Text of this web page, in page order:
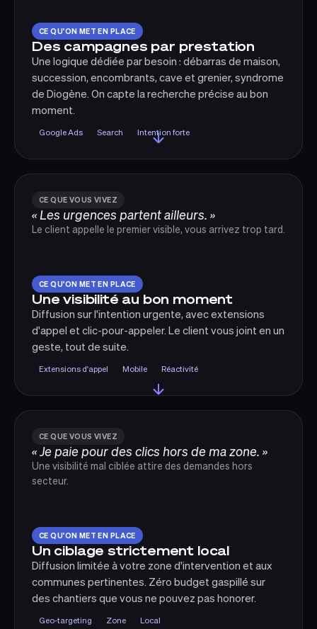
CE QU'ON MET EN PLACE
Des campagnes par prestation
Une logique dédiée par besoin : débarras de maison,
succession, encombrants, cave et grenier, syndrome
de Diogène. On capte la recherche précise au bon
moment.
Google Ads Search Intention forte
CE QUE VOUS VIVEZ
« Les urgences partent ailleurs. »
Le client appelle le premier visible, vous arrivez trop tard.
CE QU'ON MET EN PLACE
Une visibilité au bon moment
Diffusion sur l'intention urgente, avec extensions
d'appel et clic-pour-appeler. Le client vous joint en un
geste, tout de suite.
Extensions d'appel Mobile Réactivité
CE QUE VOUS VIVEZ
« Je paie pour des clics hors de ma zone. »
Une visibilité mal ciblée attire des demandes hors
secteur.
CE QU'ON MET EN PLACE
Un ciblage strictement local
Diffusion limitée à votre zone d'intervention et aux
communes pertinentes. Zéro budget gaspillé sur
des chantiers que vous ne pouvez pas honorer.
Geo-targeting Zone Local